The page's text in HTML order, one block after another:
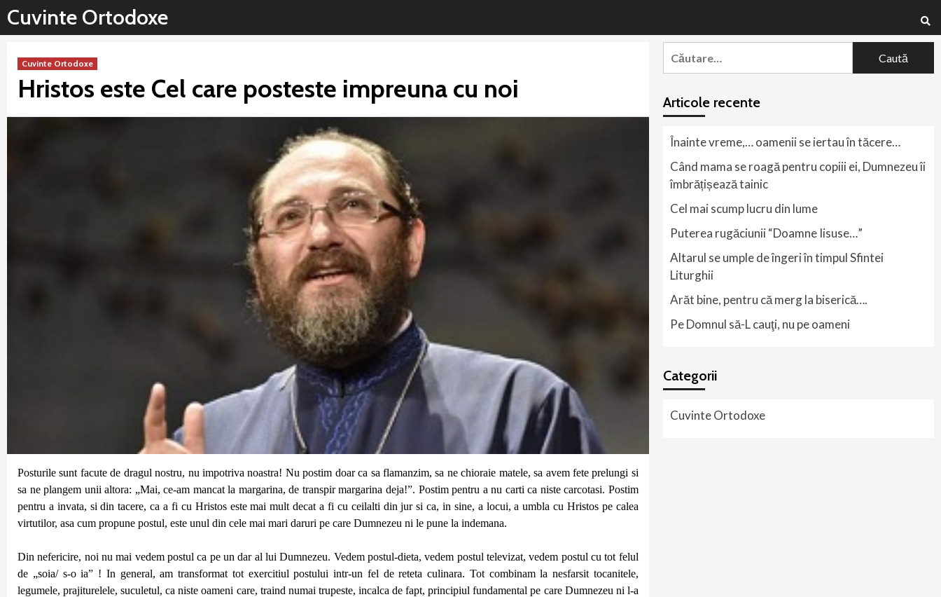
SariCuvinte Ortodoxe
Cuvinte Ortodoxe
Hristos este Cel care posteste impreuna cu noi
Posturile sunt facute de dragul nostru, nu impotriva noastra! Nu postim doar ca sa flamanzim, sa ne chioraie matele, sa avem fete prelungi si
sa ne plangem unii altora: „Mai, ce-am mancat la margarina, de transpir margarina deja!”. Postim pentru a nu carti ca niste carcotasi. Postim
pentru a invata, si din tacere, ca a fi cu Hristos este mai mult decat a fi cu ceilalti din jur si ca, in sine, a locui, a umbla cu Hristos pe calea
virtutilor, asa cum propune postul, este unul din cele mai mari daruri pe care Dumnezeu ni le pune la indemana.
Din nefericire, noi nu mai vedem postul ca pe un dar al lui Dumnezeu. Vedem postul-dieta, vedem postul televizat, vedem postul cu tot felul
de „soia/ s-o ia” ! In general, am transformat tot exercitiul postului intr-un fel de reteta culinara. Tot combinam la nesfarsit tocanitele,
legumele, prajiturelele, suculetul, ca niste oameni care, traind numai trupeste, incalca de fapt, principiul fundamental pe care Dumnezeu ni l-a
după:
Articole recente
Înainte vreme,… oamenii se iertau în tăcere…
Când mama se roagă pentru copiii ei, Dumnezeu îi
îmbrățișează tainic
Cel mai scump lucru din lume
Puterea rugăciunii “Doamne Iisuse…”
Altarul se umple de îngeri în timpul Sfintei
Liturghii
Arăt bine, pentru că merg la biserică….
Pe Domnul să-L cauţi, nu pe oameni
Categorii
Cuvinte Ortodoxe